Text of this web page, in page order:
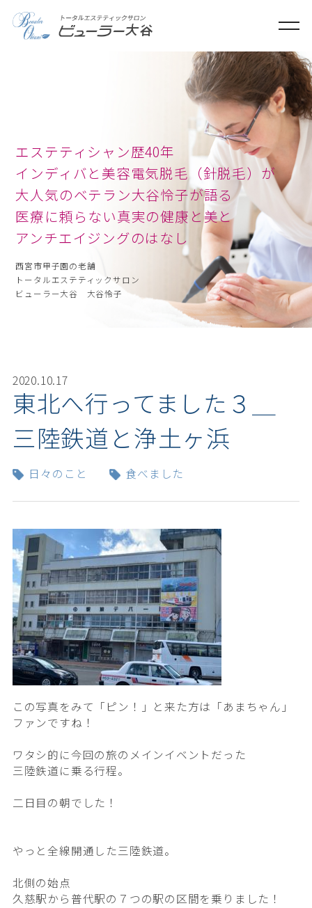
さとう式リンパケア
エステティシャン歴40年
インディバと美容電気脱毛（針脱毛）が
大人気のベテラン大谷怜子が語る
医療に頼らない真実の健康と美と
アンチエイジングのはなし
西宮市甲子園の老舗
トータルエステティックサロン
ビューラー大谷 大谷怜子
2020.10.17
東北へ行ってました３＿
三陸鉄道と浄土ヶ浜
日々のこと 食べました
この写真をみて「ピン！」と来た方は「あまちゃん」
ファンですね！
ワタシ的に今回の旅のメインイベントだった
三陸鉄道に乗る行程。
二日目の朝でした！
やっと全線開通した三陸鉄道。
北側の始点
久慈駅から普代駅の７つの駅の区間を乗りました！